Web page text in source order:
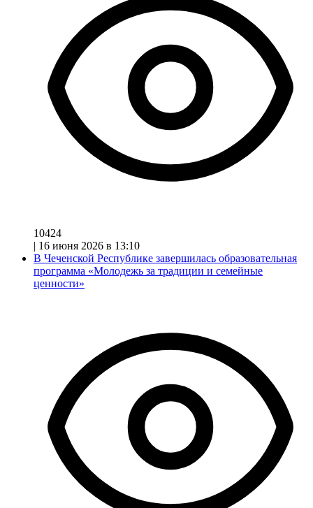
10424
| 16 июня 2026 в 13:10
В Чеченской Республике завершилась образовательная
программа «Молодежь за традиции и семейные
ценности»